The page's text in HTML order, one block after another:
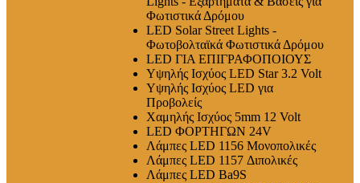
Φωτιστικά Δρόμου
LED Solar Street Lights -
Φωτοβολταϊκά Φωτιστικά Δρόμου
LED ΓΙΑ ΕΠΙΓΡΑΦΟΠΟΙΟΥΣ
Υψηλής Ισχύος LED Star 3.2 Volt
Υψηλής Ισχύος LED για
Προβολείς
Χαμηλής Ισχύος 5mm 12 Volt
LED ΦΟΡΤΗΓΩΝ 24V
Λάμπες LED 1156 Μονοπολικές
Λάμπες LED 1157 Διπολικές
Λάμπες LED Ba9S